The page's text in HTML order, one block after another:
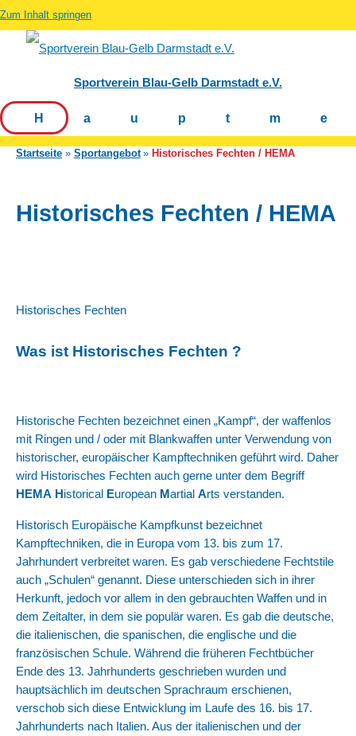
Zum Inhalt springen
Sportverein Blau-Gelb Darmstadt e.V.
Startseite Sportangebot Historisches Fechten / HEMA
Historisches Fechten / HEMA
Historisches Fechten
Was ist Historisches Fechten ?
Historische Fechten bezeichnet einen „Kampf“, der waffenlos
mit Ringen und / oder mit Blankwaffen unter Verwendung von
historischer, europäischer Kampftechniken geführt wird. Daher
wird Historisches Fechten auch gerne unter dem Begriff
HEMA H istorical European Martial Arts verstanden.
Historisch Europäische Kampfkunst bezeichnet
Kampftechniken, die in Europa vom 13. bis zum 17.
Jahrhundert verbreitet waren. Es gab verschiedene Fechtstile
auch „Schulen“ genannt. Diese unterschieden sich in ihrer
Herkunft, jedoch vor allem in den gebrauchten Waffen und in
dem Zeitalter, in dem sie populär waren. Es gab die deutsche,
die italienischen, die spanischen, die englische und die
französischen Schule. Während die früheren Fechtbücher
Ende des 13. Jahrhunderts geschrieben wurden und
hauptsächlich im deutschen Sprachraum erschienen,
verschob sich diese Entwicklung im Laufe des 16. bis 17.
Jahrhunderts nach Italien. Aus der italienischen und der